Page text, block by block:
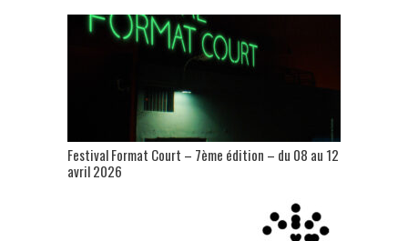
Festival Format Court – 7ème édition – du 08 au 12
avril 2026